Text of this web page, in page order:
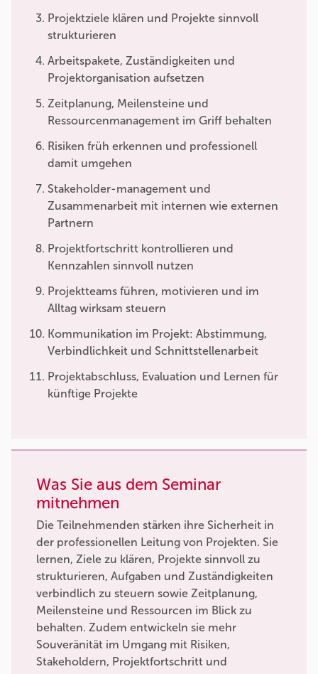
Projektziele klären und Projekte sinnvoll
strukturieren
Arbeitspakete, Zuständigkeiten und
Projektorganisation aufsetzen
Zeitplanung, Meilensteine und
Ressourcenmanagement im Griff behalten
Risiken früh erkennen und professionell
damit umgehen
Stakeholder-management und
Zusammenarbeit mit internen wie externen
Partnern
Projektfortschritt kontrollieren und
Kennzahlen sinnvoll nutzen
Projektteams führen, motivieren und im
Alltag wirksam steuern
Kommunikation im Projekt: Abstimmung,
Verbindlichkeit und Schnittstellenarbeit
Projektabschluss, Evaluation und Lernen für
künftige Projekte
Was Sie aus dem Seminar
mitnehmen
Die Teilnehmenden stärken ihre Sicherheit in
der professionellen Leitung von Projekten. Sie
lernen, Ziele zu klären, Projekte sinnvoll zu
strukturieren, Aufgaben und Zuständigkeiten
verbindlich zu steuern sowie Zeitplanung,
Meilensteine und Ressourcen im Blick zu
behalten. Zudem entwickeln sie mehr
Souveränität im Umgang mit Risiken,
Stakeholdern, Projektfortschritt und